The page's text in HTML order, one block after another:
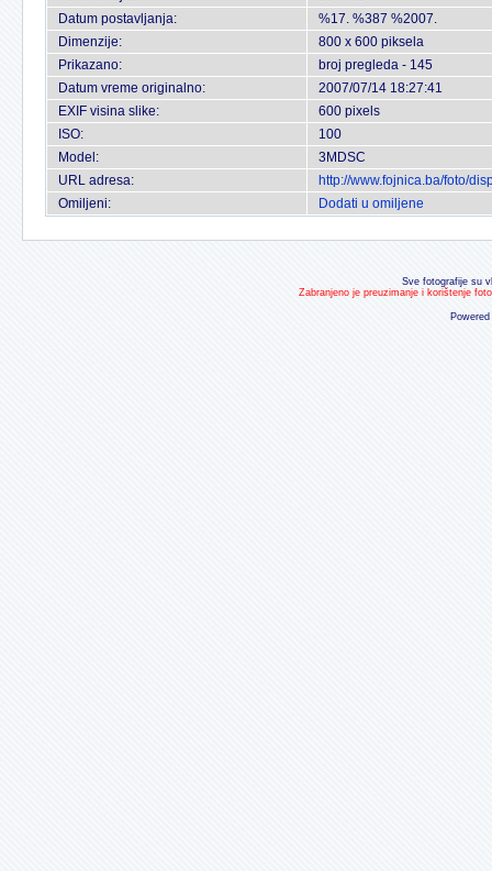
Datum postavljanja:
%17. %387 %2007.
Dimenzije:
800 x 600 piksela
Prikazano:
broj pregleda - 145
Datum vreme originalno:
2007/07/14 18:27:41
EXIF visina slike:
600 pixels
ISO:
100
Model:
3MDSC
URL adresa:
http://www.fojnica.ba/foto/
Omiljeni:
Dodati u omiljene
Sve fotografije su
Zabranjeno je preuzimanje i korištenje